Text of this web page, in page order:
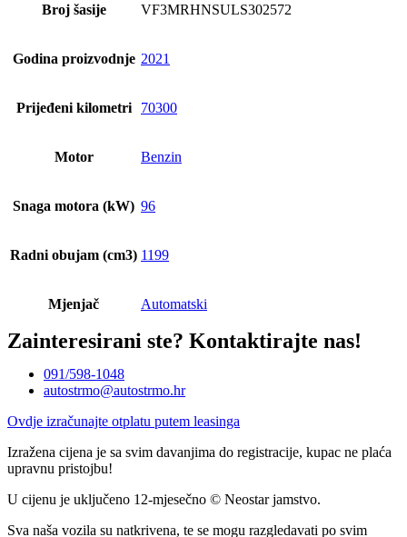
Broj šasije VF3MRHNSULS302572
Godina proizvodnje 2021
Prijeđeni kilometri 70300
Motor Benzin
Snaga motora (kW) 96
Radni obujam (cm3) 1199
Mjenjač Automatski
Zainteresirani ste? Kontaktirajte nas!
091/598-1048
autostrmo@autostrmo.hr
Ovdje izračunajte otplatu putem leasinga
Izražena cijena je sa svim davanjima do registracije, kupac ne plaća
upravnu pristojbu!
U cijenu je uključeno 12-mjesečno © Neostar jamstvo.
Sva naša vozila su natkrivena, te se mogu razgledavati po svim